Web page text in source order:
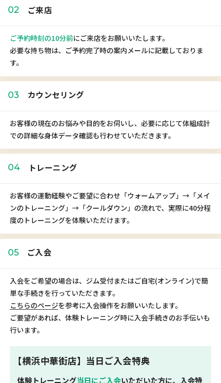
02 ご来店
ご予約時刻の10分前にご来店をお願いいたします。
必要な持ち物は、ご予約完了時の案内メールに記載しておりま
す。
03 カウンセリング
お客様の現在のお悩みや目的をお伺いし、必要に応じて体組成計
での詳細な身体データ確認も行わせていただきます。
04 トレーニング
お客様の運動経験やご要望に合わせ「ウォームアップ」→「メイ
ンのトレーニング」→「クールダウン」の流れで、実際に40分程
度のトレーニングを体験いただけます。
05 ご入会
入会をご希望の場合は、ジム受付またはご自宅(オンライン)で簡
単な手続きを行っていただきます。
こちらのページを参考に入会操作をお願いいたします。
ご要望があれば、体験トレーニング時に入会手続きのお手伝いも
行います。
【横浜中華街店】当日ご入会特典
体験トレーニング当日にご入会いただいた方に、入会特